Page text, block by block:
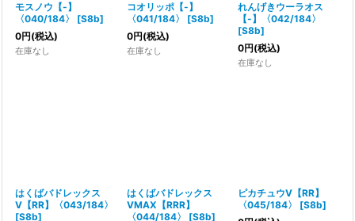
モスノウ【-】
〈040/184〉
[S8b]
0円(税込)
在庫なし
コオリッポ【-】
〈041/184〉
[S8b]
0円(税込)
在庫なし
れんげきウーラオス
【-】〈042/184〉
[S8b]
0円(税込)
在庫なし
はくばバドレックス
V【RR】〈043/184〉
[S8b]
はくばバドレックス
VMAX【RRR】
〈044/184〉
[S8b]
ピカチュウV【RR】
〈045/184〉
[S8b]